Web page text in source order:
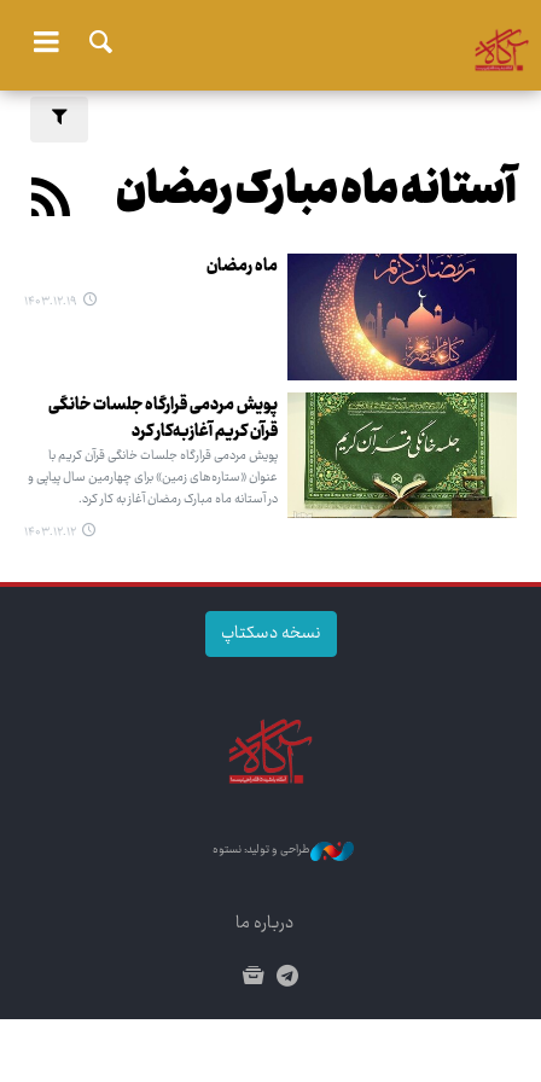
آستانه ماه مبارک رمضان
ماه رمضان
۱۴۰۳.۱۲.۱۹
پویش مردمی قرارگاه جلسات خانگی
قرآن کریم آغازبه‌کار کرد
پویش مردمی قرارگاه جلسات خانگی قرآن کریم با
عنوان «ستاره‌های زمین» برای چهارمین سال پیاپی و
در آستانه ماه مبارک رمضان آغاز به کار کرد.
۱۴۰۳.۱۲.۱۲
نسخه دسکتاپ
طراحی و تولید: نستوه
درباره ما